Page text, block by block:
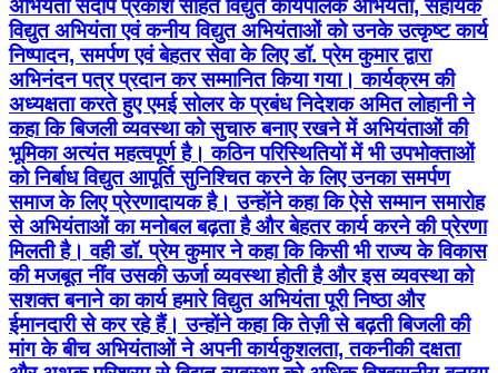
अभियंता संदीप प्रकाश सहित विद्युत कार्यपालक अभियंता, सहायक
विद्युत अभियंता एवं कनीय विद्युत अभियंताओं को उनके उत्कृष्ट कार्य
निष्पादन, समर्पण एवं बेहतर सेवा के लिए डॉ. प्रेम कुमार द्वारा
अभिनंदन पत्र प्रदान कर सम्मानित किया गया। कार्यक्रम की
अध्यक्षता करते हुए एमई सोलर के प्रबंध निदेशक अमित लोहानी ने
कहा कि बिजली व्यवस्था को सुचारु बनाए रखने में अभियंताओं की
भूमिका अत्यंत महत्वपूर्ण है। कठिन परिस्थितियों में भी उपभोक्ताओं
को निर्बाध विद्युत आपूर्ति सुनिश्चित करने के लिए उनका समर्पण
समाज के लिए प्रेरणादायक है। उन्होंने कहा कि ऐसे सम्मान समारोह
से अभियंताओं का मनोबल बढ़ता है और बेहतर कार्य करने की प्रेरणा
मिलती है। वही डॉ. प्रेम कुमार ने कहा कि किसी भी राज्य के विकास
की मजबूत नींव उसकी ऊर्जा व्यवस्था होती है और इस व्यवस्था को
सशक्त बनाने का कार्य हमारे विद्युत अभियंता पूरी निष्ठा और
ईमानदारी से कर रहे हैं। उन्होंने कहा कि तेज़ी से बढ़ती बिजली की
मांग के बीच अभियंताओं ने अपनी कार्यकुशलता, तकनीकी दक्षता